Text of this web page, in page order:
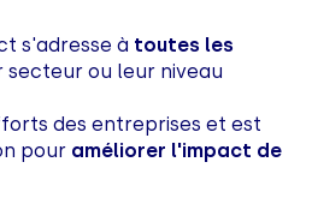
s'adresse à toutes les
secteur ou leur niveau
des entreprises et est
pour améliorer l'impact de